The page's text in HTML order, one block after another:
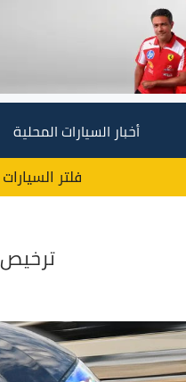
أخبار السيارات المحلية
فلتر السيارات
ترخيص 15,139 سيارة ملاكي زيرو خلال مارس